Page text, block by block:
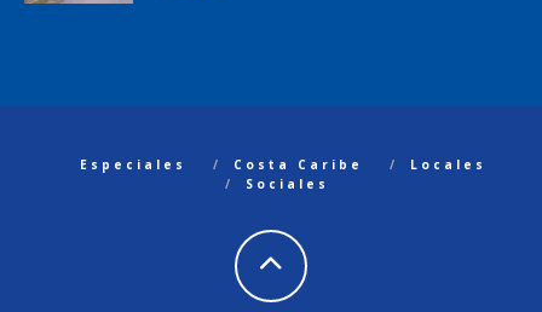
Especiales Costa Caribe
Locales
Sociales